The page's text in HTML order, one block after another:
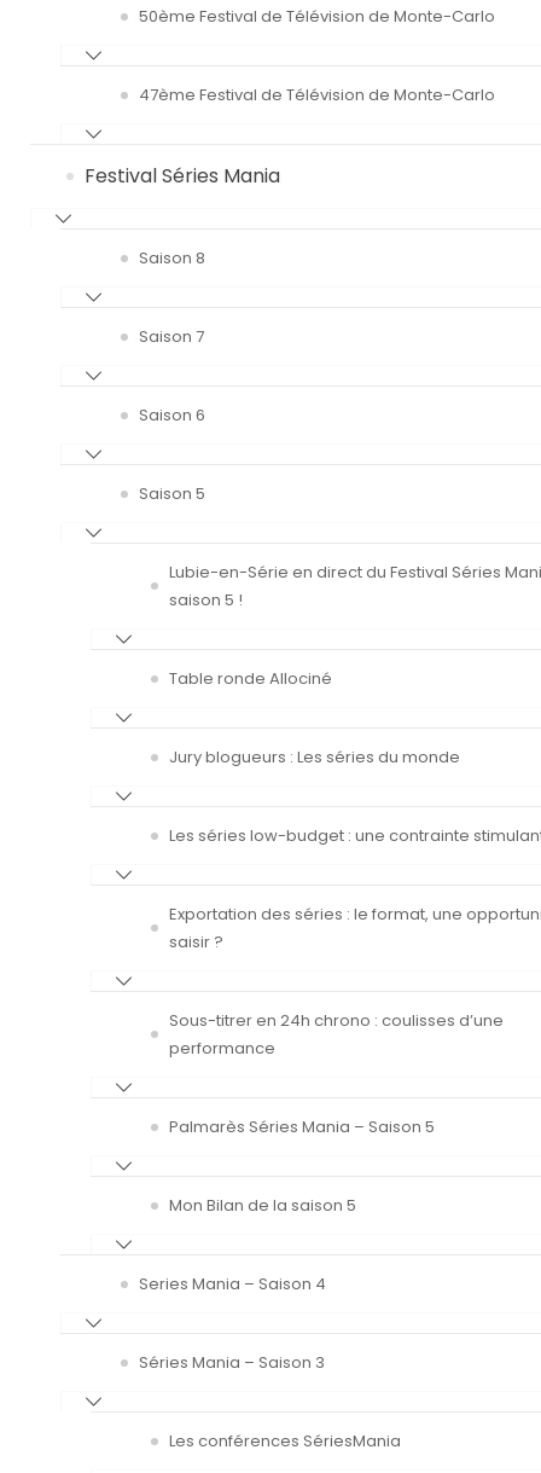
50ème Festival de Télévision de Monte-Carlo
47ème Festival de Télévision de Monte-Carlo
Festival Séries Mania
Saison 8
Saison 7
Saison 6
Saison 5
Lubie-en-Série en direct du Festival Séries
saison 5 !
Table ronde Allociné
Jury blogueurs : Les séries du monde
Les séries low-budget : une contrainte
Exportation des séries : le format, une
saisir ?
Sous-titrer en 24h chrono : coulisses d’une
performance
Palmarès Séries Mania – Saison 5
Mon Bilan de la saison 5
Series Mania – Saison 4
Séries Mania – Saison 3
Les conférences SériesMania